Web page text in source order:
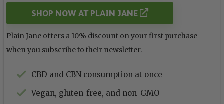
SHOP NOW AT PLAIN JANE
Plain Jane offers a 10% discount on your first purchase
when you subscribe to their newsletter.
CBD and CBN consumption at once
Vegan, gluten-free, and non-GMO